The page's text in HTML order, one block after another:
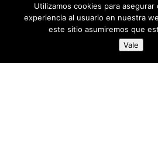
Diseñado por Centro Andaluz de
Utilizamos cookies para asegurar
experiencia al usuario en nuestra
este sitio asumiremos que
Vale